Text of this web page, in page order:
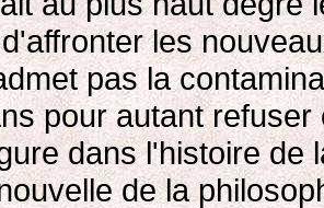
les
pas la
pour autant
dans l'histoire de
de la